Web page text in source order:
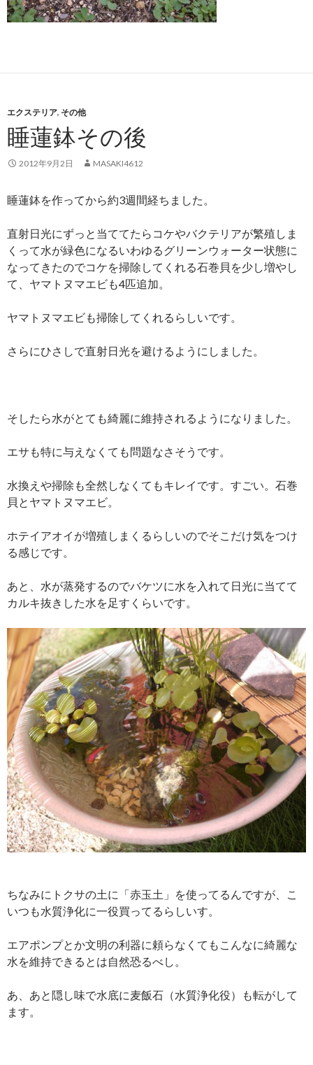
エクステリア, その他
睡蓮鉢その後
2012年9月2日 MASAKI4612
睡蓮鉢を作ってから約3週間経ちました。
直射日光にずっと当ててたらコケやバクテリアが繁殖しま
くって水が緑色になるいわゆるグリーンウォーター状態に
なってきたのでコケを掃除してくれる石巻貝を少し増やし
て、ヤマトヌマエビも4匹追加。
ヤマトヌマエビも掃除してくれるらしいです。
さらにひさしで直射日光を避けるようにしました。
そしたら水がとても綺麗に維持されるようになりました。
エサも特に与えなくても問題なさそうです。
水換えや掃除も全然しなくてもキレイです。すごい。石巻
貝とヤマトヌマエビ。
ホテイアオイが増殖しまくるらしいのでそこだけ気をつけ
る感じです。
あと、水が蒸発するのでバケツに水を入れて日光に当てて
カルキ抜きした水を足すくらいです。
ちなみにトクサの土に「赤玉土」を使ってるんですが、こ
いつも水質浄化に一役買ってるらしいす。
エアポンプとか文明の利器に頼らなくてもこんなに綺麗な
水を維持できるとは自然恐るべし。
あ、あと隠し味で水底に麦飯石（水質浄化役）も転がして
ます。